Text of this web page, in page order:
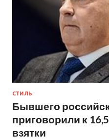
СТИЛЬ
Бывшего
приговорили к
взятки